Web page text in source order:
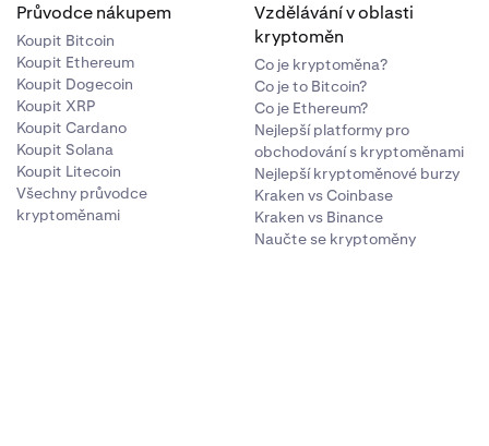
otevřením
stejném
pozici na
(Isolated
pro
udržovací
Průvodce nákupem
Koupit Bitcoin
Koupit Ethereum
Koupit Dogecoin
Koupit XRP
Koupit Cardano
Koupit Solana
Koupit Litecoin
Všechny průvodce
kryptoměnami
Vzdělávání v oblasti
kryptoměn
Co je kryptoměna?
Co je to Bitcoin?
Co je Ethereum?
Nejlepší platformy pro
obchodování s kryptoměnami
Nejlepší kryptoměnové burzy
Kraken vs Coinbase
Kraken vs Binance
Naučte se kryptoměny